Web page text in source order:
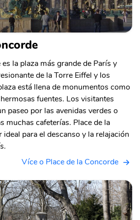
la plaza más grande de París y
de la Torre Eiffel y los
está llena de monumentos como
fuentes. Los visitantes
paseo por las avenidas verdes o
muchas cafeterías. Place de la
para el descanso y la relajación
Více o Place de la Concorde